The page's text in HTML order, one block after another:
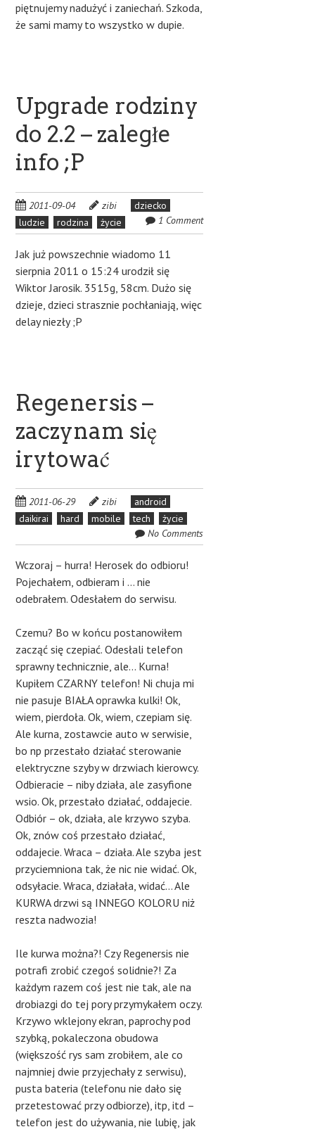
piętnujemy nadużyć i zaniechań. Szkoda,
że sami mamy to wszystko w dupie.
Upgrade rodziny
do 2.2 – zaległe
info ;P
2011-09-04 zibi
dziecko
ludzie
rodzina życie 1 Comment
Jak już powszechnie wiadomo 11
sierpnia 2011 o 15:24 urodził się
Wiktor Jarosik. 3515g, 58cm. Dużo się
dzieje, dzieci strasznie pochłaniają, więc
delay niezły ;P
Regenersis –
zaczynam się
irytować
2011-06-29 zibi
android
daikirai
hard mobile tech
życie
No Comments
Wczoraj – hurra! Herosek do odbioru!
Pojechałem, odbieram i … nie
odebrałem. Odesłałem do serwisu.
Czemu? Bo w końcu postanowiłem
zacząć się czepiać. Odesłali telefon
sprawny technicznie, ale… Kurna!
Kupiłem CZARNY telefon! Ni chuja mi
nie pasuje BIAŁA oprawka kulki! Ok,
wiem, pierdoła. Ok, wiem, czepiam się.
Ale kurna, zostawcie auto w serwisie,
bo np przestało działać sterowanie
elektryczne szyby w drzwiach kierowcy.
Odbieracie – niby działa, ale zasyfione
wsio. Ok, przestało działać, oddajecie.
Odbiór – ok, działa, ale krzywo szyba.
Ok, znów coś przestało działać,
oddajecie. Wraca – działa. Ale szyba jest
przyciemniona tak, że nic nie widać. Ok,
odsyłacie. Wraca, działała, widać… Ale
KURWA drzwi są INNEGO KOLORU niż
reszta nadwozia!
Ile kurwa można?! Czy Regenersis nie
potrafi zrobić czegoś solidnie?! Za
każdym razem coś jest nie tak, ale na
drobiazgi do tej pory przymykałem oczy.
Krzywo wklejony ekran, paprochy pod
szybką, pokaleczona obudowa
(większość rys sam zrobiłem, ale co
najmniej dwie przyjechały z serwisu),
pusta bateria (telefonu nie dało się
przetestować przy odbiorze), itp, itd –
telefon jest do używania, nie lubię, jak